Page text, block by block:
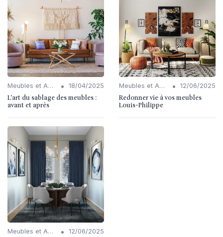
Meubles et Accessoires • 18/04/2025
L'art du sablage des meubles :
avant et après
Meubles et Accessoires • 12/06/2025
Redonner vie à vos meubles
Louis-Philippe
Meubles et Accessoires • 12/06/2025